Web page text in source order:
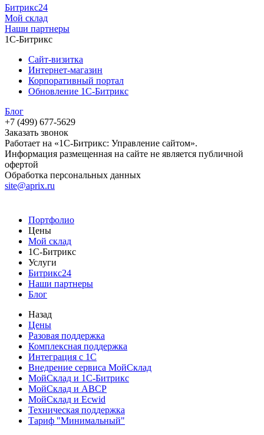
Битрикс24
Мой склад
Наши партнеры
1С-Битрикс
Сайт-визитка
Интернет-магазин
Корпоративный портал
Обновление 1С-Битрикс
Блог
+7 (499) 677-5629
Заказать звонок
Работает на «1С-Битрикс: Управление сайтом».
Информация размещенная на сайте не является публичной
офертой
Обработка персональных данных
site@aprix.ru
Портфолио
Цены
Мой склад
1С-Битрикс
Услуги
Битрикс24
Наши партнеры
Блог
Назад
Цены
Разовая поддержка
Комплексная поддержка
Интеграция с 1С
Внедрение сервиса МойСклад
МойСклад и 1С-Битрикс
МойСклад и ABCP
МойСклад и Ecwid
Техническая поддержка
Тариф "Минимальный"